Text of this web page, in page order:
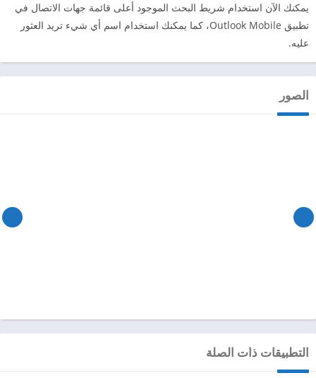
يمكنك الآن استخدام شريط البحث الموجود أعلى قائمة جهات الاتصال في
تطبيق Outlook Mobile، كما يمكنك استخدام اسم أي شيء تريد العثور
عليه.
الصور
التطبيقات ذات الصلة